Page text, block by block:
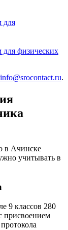
для
для физических
info@srocontact.ru.
в Ачинске
учитывать в
9 классов 280
присвоением